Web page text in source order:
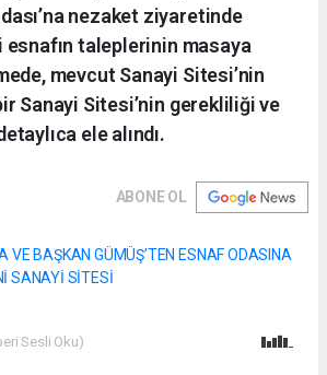
nezaket ziyaretinde
esnafın taleplerinin masaya
mevcut Sanayi Sitesi’nin
Sanayi Sitesi’nin gerekliliği ve
ele alındı.
ABONE OL
Sesli Oku)